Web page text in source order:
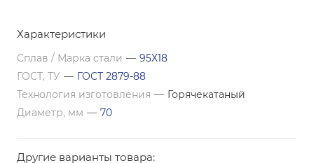
Характеристики
Сплав / Марка стали — 95Х18
ГОСТ, ТУ — ГОСТ 2879-88
Технология изготовления — Горячекатаный
Диаметр, мм — 70
Другие варианты товара: